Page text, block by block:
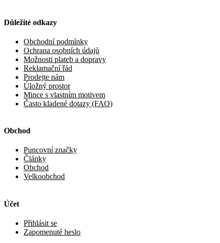
Důležité odkazy
Obchodní podmínky
Ochrana osobních údajů
Možnosti plateb a dopravy
Reklamační řád
Prodejte nám
Úložný prostor
Mince s vlastním motivem
Často kladené dotazy (FAQ)
Obchod
Puncovní značky
Články
Obchod
Velkoobchod
Účet
Přihlásit se
Zapomenuté heslo